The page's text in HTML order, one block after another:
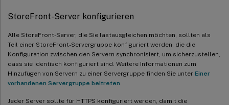
StoreFront-Server konfigurieren
Alle StoreFront-Server, die Sie lastausgleichen möchten, sollten als
Teil einer StoreFront-Servergruppe konfiguriert werden, die die
Konfiguration zwischen den Servern synchronisiert, um sicherzustellen,
dass sie identisch konfiguriert sind. Weitere Informationen zum
Hinzufügen von Servern zu einer Servergruppe finden Sie unter Einer
vorhandenen Servergruppe beitreten
Jeder Server sollte für HTTPS konfiguriert werden, damit die